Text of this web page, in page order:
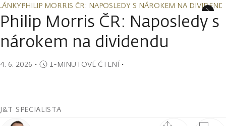
PHILIP MORRIS ČR: NAPOSLEDY S NÁROKEM NA
Philip Morris ČR: Naposledy s
nárokem na dividendu
4. 6. 2026 ・ 1-MINUTOVÉ ČTENÍ・
J&T SPECIALISTA